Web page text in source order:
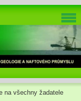
na všechny žadatele